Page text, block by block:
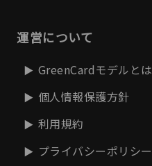
運営について
GreenCardモデルとは
個人情報保護方針
利用規約
プライバシーポリシー